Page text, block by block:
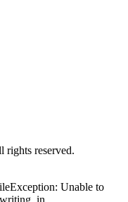
reserved.
Unable to
in